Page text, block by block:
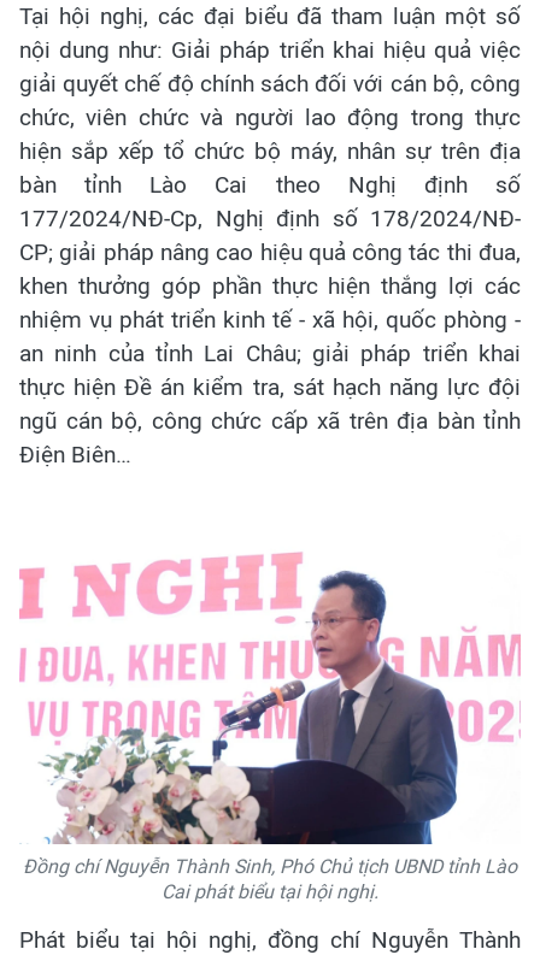
Tại hội nghị, các đại biểu đã tham luận một số
nội dung như: Giải pháp triển khai hiệu quả việc
giải quyết chế độ chính sách đối với cán bộ, công
chức, viên chức và người lao động trong thực
hiện sắp xếp tổ chức bộ máy, nhân sự trên địa
bàn tỉnh Lào Cai theo Nghị định số
177/2024/NĐ-Cp, Nghị định số 178/2024/NĐ-
CP; giải pháp nâng cao hiệu quả công tác thi đua,
khen thưởng góp phần thực hiện thắng lợi các
nhiệm vụ phát triển kinh tế - xã hội, quốc phòng -
an ninh của tỉnh Lai Châu; giải pháp triển khai
thực hiện Đề án kiểm tra, sát hạch năng lực đội
ngũ cán bộ, công chức cấp xã trên địa bàn tỉnh
Điện Biên…
Đồng chí Nguyễn Thành Sinh, Phó Chủ tịch UBND tỉnh Lào
Cai phát biểu tại hội nghị.
Phát biểu tại hội nghị, đồng chí Nguyễn Thành